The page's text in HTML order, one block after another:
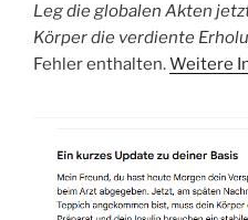
Leg die globalen Akten
Körper die verdiente
Fehler enthalten.Weitere